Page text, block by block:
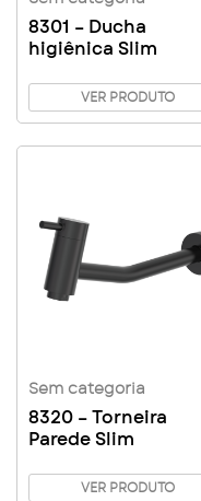
8301 – Ducha
higiênica Slim
VER PRODUTO
Sem categoria
8320 – Torneira
Parede Slim
VER PRODUTO